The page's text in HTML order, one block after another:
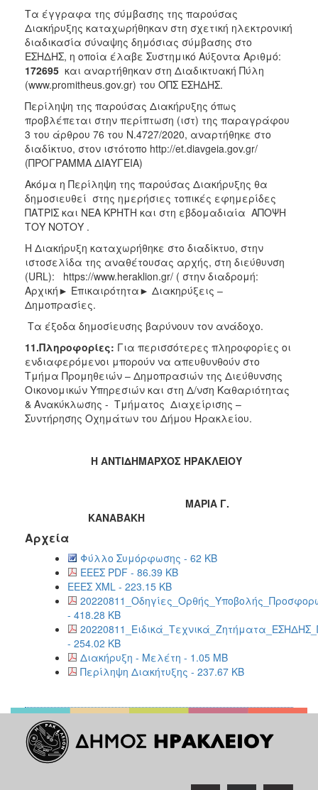
Τα έγγραφα της σύμβασης της παρούσας
Διακήρυξης καταχωρήθηκαν στη σχετική ηλεκτρονική
διαδικασία σύναψης δημόσιας σύμβασης στο
ΕΣΗΔΗΣ, η οποία έλαβε Συστημικό Αύξοντα Αριθμό:
172695 και αναρτήθηκαν στη Διαδικτυακή Πύλη
(www.promitheus.gov.gr) του ΟΠΣ ΕΣΗΔΗΣ.
Περίληψη της παρούσας Διακήρυξης όπως
προβλέπεται στην περίπτωση (ιστ) της παραγράφου
3 του άρθρου 76 του Ν.4727/2020, αναρτήθηκε στο
διαδίκτυο, στον ιστότοπο http://et.diavgeia.gov.gr/
(ΠΡΟΓΡΑΜΜΑ ΔΙΑΥΓΕΙΑ)
Ακόμα η Περίληψη της παρούσας Διακήρυξης θα
δημοσιευθεί στης ημερήσιες τοπικές εφημερίδες
ΠΑΤΡΙΣ και ΝΕΑ ΚΡΗΤΗ και στη εβδομαδιαία ΑΠΟΨΗ
ΤΟΥ ΝΟΤΟΥ .
Η Διακήρυξη καταχωρήθηκε στο διαδίκτυο, στην
ιστοσελίδα της αναθέτουσας αρχής, στη διεύθυνση
(URL): https://www.heraklion.gr/ ( στην διαδρομή:
Αρχική► Επικαιρότητα► Διακηρύξεις –
Δημοπρασίες.
Τα έξοδα δημοσίευσης βαρύνουν τον ανάδοχο.
11.Πληροφορίες: Για περισσότερες πληροφορίες οι
ενδιαφερόμενοι μπορούν να απευθυνθούν στο
Τμήμα Προμηθειών – Δημοπρασιών της Διεύθυνσης
Οικονομικών Υπηρεσιών και στη Δ/νση Καθαριότητας
& Ανακύκλωσης - Τμήματος Διαχείρισης –
Συντήρησης Οχημάτων του Δήμου Ηρακλείου.
Η ΑΝΤΙΔΗΜΑΡΧΟΣ ΗΡΑΚΛΕΙΟΥ
ΜΑΡΙΑ Γ.
ΚΑΝΑΒΑΚΗ
Αρχεία
Φύλλο Συμόρφωσης - 62 KB
EEEΣ PDF - 86.39 KB
ΕΕΕΣ XML - 223.15 KB
- 418.28 KB
- 254.02 KB
Διακήρυξη - Μελέτη - 1.05 MB
Περίληψη Διακήτυξης - 237.67 KB